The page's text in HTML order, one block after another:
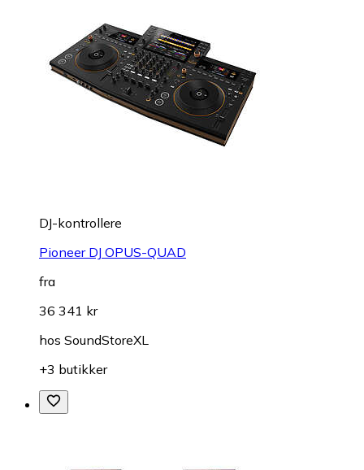
DJ-kontrollere
Pioneer DJ OPUS-QUAD
fra
36 341 kr
hos SoundStoreXL
+3 butikker